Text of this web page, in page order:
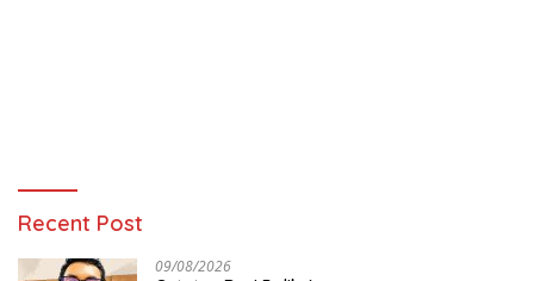
Recent Post
09/08/2026